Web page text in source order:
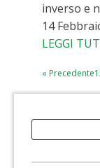
inverso e
14
LEGGI
« Precedente1